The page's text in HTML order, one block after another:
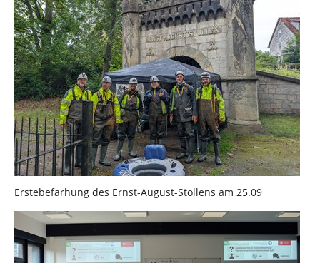
Erstebefarhung des Ernst-August-Stollens am 25.09